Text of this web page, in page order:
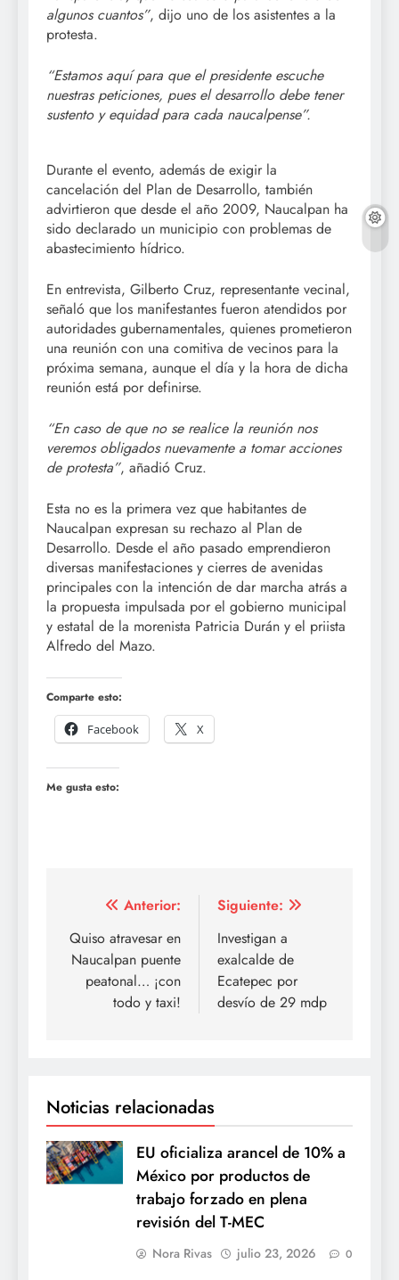
algunos cuantos”, dijo uno de los asistentes a la
protesta.
“Estamos aquí para que el presidente escuche
nuestras peticiones, pues el desarrollo debe tener
sustento y equidad para cada naucalpense”.
Durante el evento, además de exigir la
cancelación del Plan de Desarrollo, también
advirtieron que desde el año 2009, Naucalpan ha
sido declarado un municipio con problemas de
abastecimiento hídrico.
En entrevista, Gilberto Cruz, representante vecinal,
señaló que los manifestantes fueron atendidos por
autoridades gubernamentales, quienes prometieron
una reunión con una comitiva de vecinos para la
próxima semana, aunque el día y la hora de dicha
reunión está por definirse.
“En caso de que no se realice la reunión nos
veremos obligados nuevamente a tomar acciones
de protesta”, añadió Cruz.
Esta no es la primera vez que habitantes de
Naucalpan expresan su rechazo al Plan de
Desarrollo. Desde el año pasado emprendieron
diversas manifestaciones y cierres de avenidas
principales con la intención de dar marcha atrás a
la propuesta impulsada por el gobierno municipal
y estatal de la morenista Patricia Durán y el priista
Alfredo del Mazo.
Comparte esto:
Facebook
X
Me gusta esto:
Navegación
de
entradas
Anterior:
Quiso atravesar en
Naucalpan puente
peatonal… ¡con
todo y taxi!
Siguiente:
Investigan a
exalcalde de
Ecatepec por
desvío de 29 mdp
Noticias relacionadas
EU oficializa arancel de 10% a
México por productos de
trabajo forzado en plena
revisión del T-MEC
Nora Rivas julio 23, 2026 0